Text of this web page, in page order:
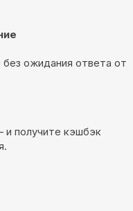
ожидания ответа от
и получите кэшбэк